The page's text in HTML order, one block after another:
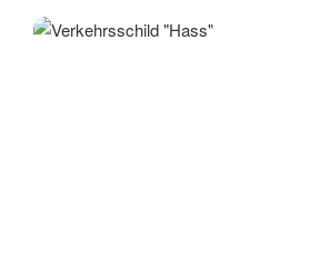
Verkehrsschild "Hass"